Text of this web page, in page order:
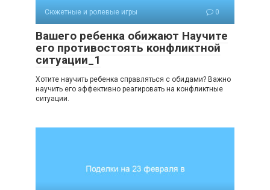
Сюжетные и ролевые игры 0
Вашего ребенка обижают Научите
его противостоять конфликтной
ситуации_1
Хотите научить ребенка справляться с обидами? Важно
научить его эффективно реагировать на конфликтные
ситуации.